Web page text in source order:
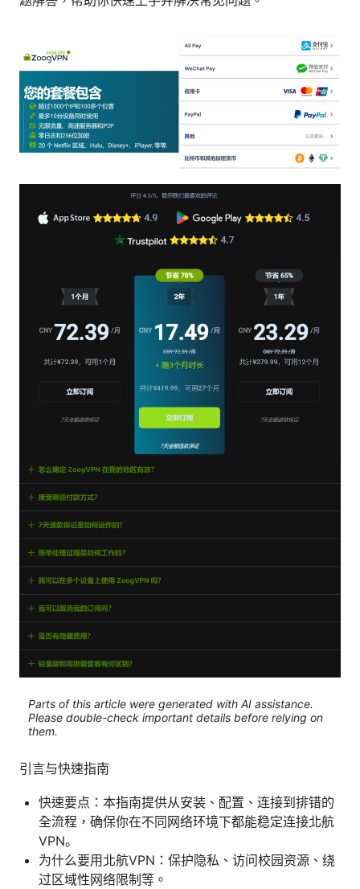
Parts of this article were generated with AI assistance.
Please double-check important details before relying on
them.
引言与快速指南
快速要点：本指南提供从安装、配置、连接到排错的
全流程，确保你在不同网络环境下都能稳定连接北航
VPN。
为什么要用北航VPN：保护隐私、访问校园资源、绕
过区域性网络限制等。